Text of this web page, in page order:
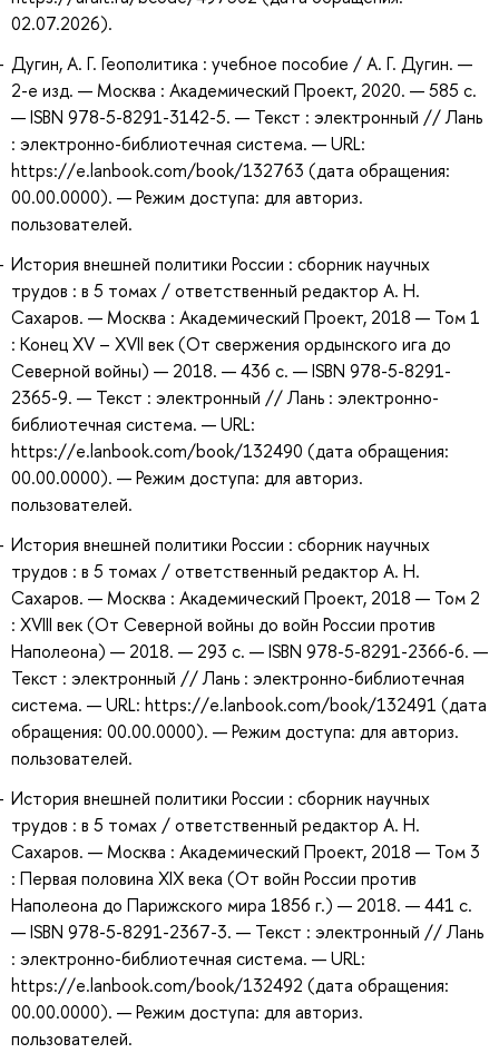
02.07.2026).
Дугин, А. Г. Геополитика : учебное пособие / А. Г. Дугин. —
2-е изд. — Москва : Академический Проект, 2020. — 585 с.
— ISBN 978-5-8291-3142-5. — Текст : электронный // Лань
: электронно-библиотечная система. — URL:
https://e.lanbook.com/book/132763 (дата обращения:
00.00.0000). — Режим доступа: для авториз.
пользователей.
История внешней политики России : сборник научных
трудов : в 5 томах / ответственный редактор А. Н.
Сахаров. — Москва : Академический Проект, 2018 — Том 1
: Конец XV – XVII век (От свержения ордынского ига до
Северной войны) — 2018. — 436 с. — ISBN 978-5-8291-
2365-9. — Текст : электронный // Лань : электронно-
библиотечная система. — URL:
https://e.lanbook.com/book/132490 (дата обращения:
00.00.0000). — Режим доступа: для авториз.
пользователей.
История внешней политики России : сборник научных
трудов : в 5 томах / ответственный редактор А. Н.
Сахаров. — Москва : Академический Проект, 2018 — Том 2
: XVIII век (От Северной войны до войн России против
Наполеона) — 2018. — 293 с. — ISBN 978-5-8291-2366-6. —
Текст : электронный // Лань : электронно-библиотечная
система. — URL: https://e.lanbook.com/book/132491 (дата
обращения: 00.00.0000). — Режим доступа: для авториз.
пользователей.
История внешней политики России : сборник научных
трудов : в 5 томах / ответственный редактор А. Н.
Сахаров. — Москва : Академический Проект, 2018 — Том 3
: Первая половина XIX века (От войн России против
Наполеона до Парижского мира 1856 г.) — 2018. — 441 с.
— ISBN 978-5-8291-2367-3. — Текст : электронный // Лань
: электронно-библиотечная система. — URL:
https://e.lanbook.com/book/132492 (дата обращения:
00.00.0000). — Режим доступа: для авториз.
пользователей.